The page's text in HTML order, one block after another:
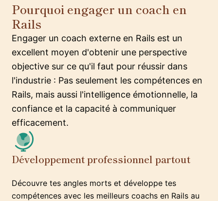
Pourquoi engager un coach en
Rails
Engager un coach externe en Rails est un
excellent moyen d'obtenir une perspective
objective sur ce qu'il faut pour réussir dans
l'industrie : Pas seulement les compétences en
Rails, mais aussi l'intelligence émotionnelle, la
confiance et la capacité à communiquer
efficacement.
Développement professionnel partout
Découvre tes angles morts et développe tes
compétences avec les meilleurs coachs en Rails au